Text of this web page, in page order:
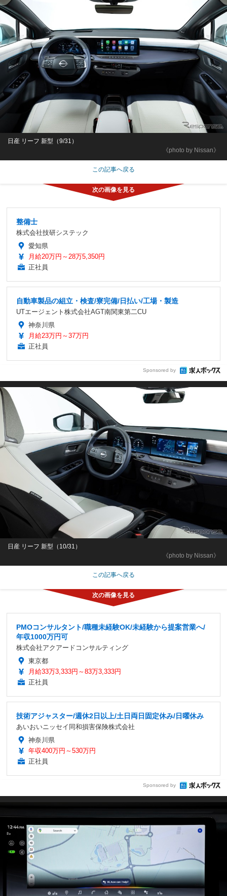
《photo by Nissan》
日産 リーフ 新型（9/31）
この記事へ戻る
整備士
株式会社技研システック
愛知県
月給20万円～28万5,350円
正社員
自動車製品の組立・検査/寮完備/日払い/工場・製造
UTエージェント株式会社AGT南関東第二CU
神奈川県
月給23万円～37万円
正社員
Sponsored by
《photo by Nissan》
日産 リーフ 新型（10/31）
この記事へ戻る
PMOコンサルタント/職種未経験OK/未経験から提案営業へ/
年収1000万円可
株式会社アクアードコンサルティング
東京都
月給33万3,333円～83万3,333円
正社員
技術アジャスター/週休2日以上/土日両日固定休み/日曜休み
あいおいニッセイ同和損害保険株式会社
神奈川県
年収400万円～530万円
正社員
Sponsored by